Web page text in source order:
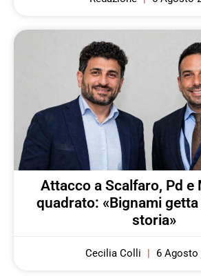
Attacco a Scalfaro, Pd e
quadrato: «Bignami
storia»
Cecilia Colli 6 Agosto